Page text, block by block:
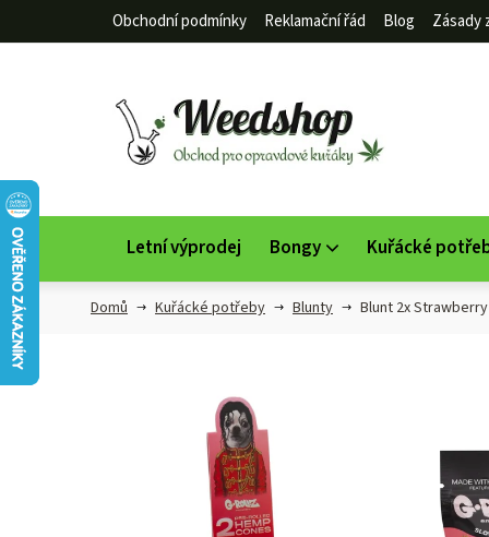
Obchodní podmínky Reklamační řád Blog Zásady
Letní výprodej Bongy Kuřácké
Domů Kuřácké potřeby Blunty Blunt 2x